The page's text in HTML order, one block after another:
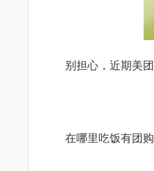
别担心，近期美团
在哪里吃饭有团购